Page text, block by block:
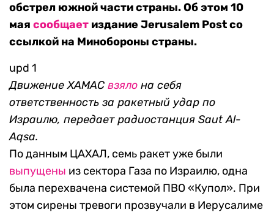
обстрел южной части страны. Об этом 10
мая сообщает издание Jerusalem Post со
ссылкой на Минобороны страны.
upd 1
Движение ХАМАС взяло на себя
ответственность за ракетный удар по
Израилю, передает радиостанция Saut Al-
Aqsa.
По данным ЦАХАЛ, семь ракет уже были
выпущены из сектора Газа по Израилю, одна
была перехвачена системой ПВО «Купол». При
этом сирены тревоги прозвучали в Иерусалиме